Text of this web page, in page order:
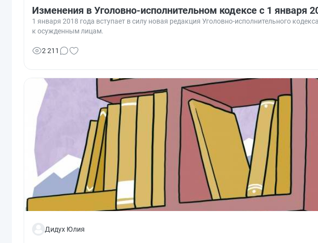
Изменения в Уголовно-исполнительном кодексе с 1 января
1 января 2018 года вступает в силу новая редакция Уголовно-исполнительного
к осужденным лицам.
2 211
Дидух Юлия